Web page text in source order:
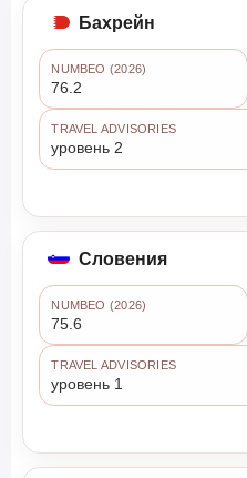
Бахрейн
NUMBEO (2026)
76.2
TRAVEL ADVISORIES
уровень 2
Словения
NUMBEO (2026)
75.6
TRAVEL ADVISORIES
уровень 1